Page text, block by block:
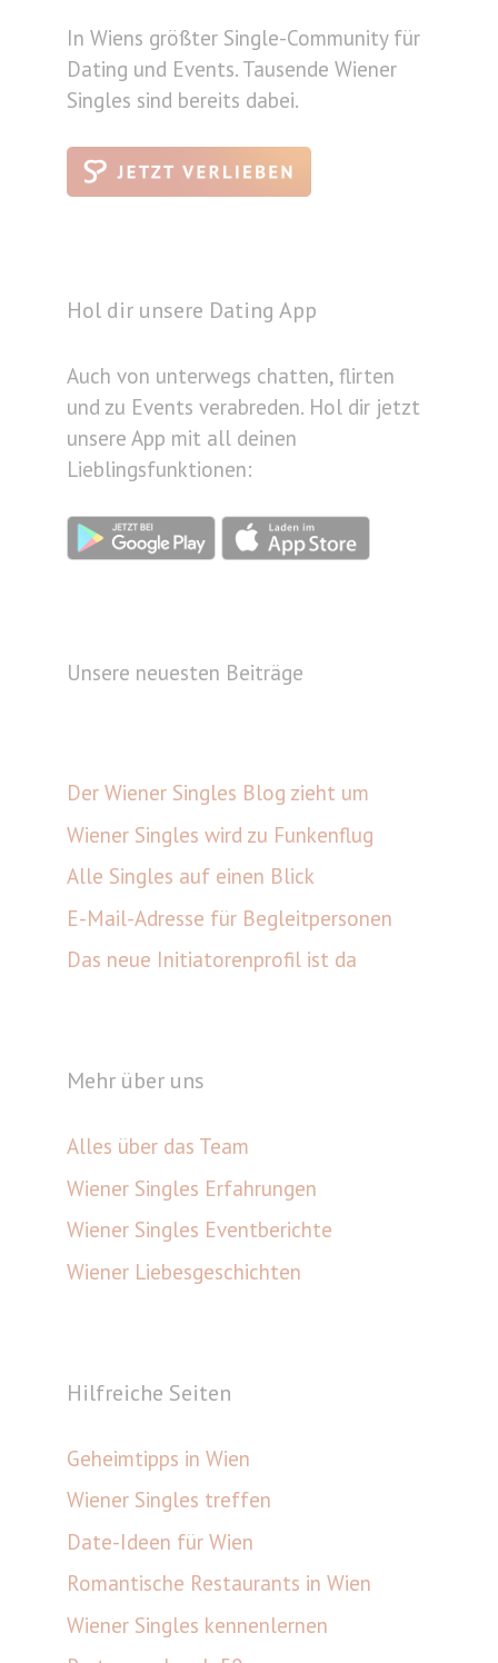
In Wiens größter Single-Community für
Dating und Events. Tausende Wiener
Singles sind bereits dabei.
Hol dir unsere Dating App
Auch von unterwegs chatten, flirten
und zu Events verabreden. Hol dir jetzt
unsere App mit all deinen
Lieblingsfunktionen:
Unsere neuesten Beiträge
Der Wiener Singles Blog zieht um
Wiener Singles wird zu Funkenflug
Alle Singles auf einen Blick
E-Mail-Adresse für Begleitpersonen
Das neue Initiatorenprofil ist da
Mehr über uns
Alles über das Team
Wiener Singles Erfahrungen
Wiener Singles Eventberichte
Wiener Liebesgeschichten
Hilfreiche Seiten
Geheimtipps in Wien
Wiener Singles treffen
Date-Ideen für Wien
Romantische Restaurants in Wien
Wiener Singles kennenlernen